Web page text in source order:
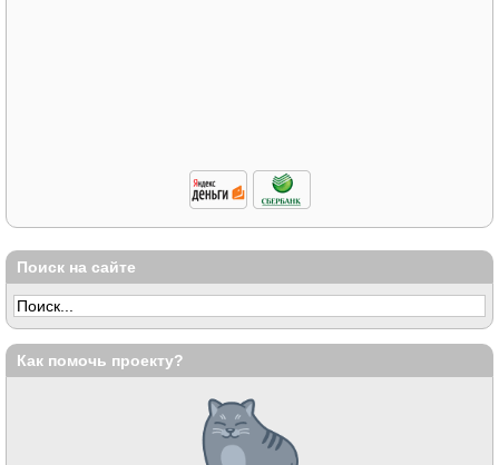
Поиск на сайте
Как помочь проекту?